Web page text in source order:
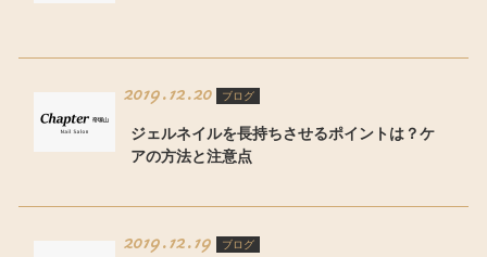
2019.12.20 ブログ
ジェルネイルを長持ちさせるポイントは？ケ
アの方法と注意点
2019.12.19 ブログ